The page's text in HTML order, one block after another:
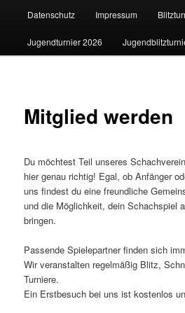
Datenschutz Impressum
Jugendturnier 2026
Mitglied werden
Du möchtest Teil unseres
hier genau richtig! Egal, ob Anfänger
uns findest du eine freundliche
und die Möglichkeit, dein Schachspiel
bringen.
Passende Spielepartner finden sich
Wir veranstalten regelmäßig Blitz,
Turniere.
Ein Erstbesuch bei uns ist kostenlos